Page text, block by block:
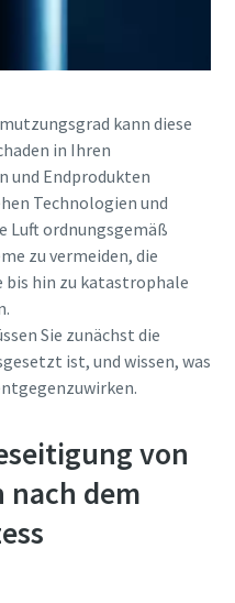
kann diese
in Ihren
und Endprodukten
Technologien und
Luft ordnungsgemäß
zu vermeiden, die
bis hin zu katastrophale
Sie zunächst die
ist, und wissen, was
von
dem